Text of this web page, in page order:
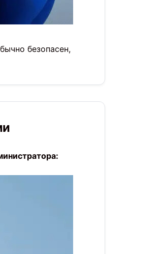
безопасен,